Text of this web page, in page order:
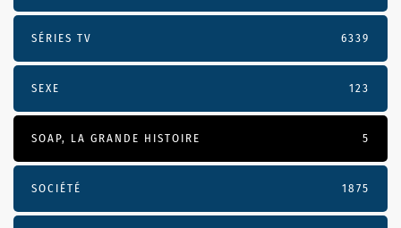
SÉRIES TV 6339
SEXE 123
SOAP, LA GRANDE HISTOIRE 5
SOCIÉTÉ 1875